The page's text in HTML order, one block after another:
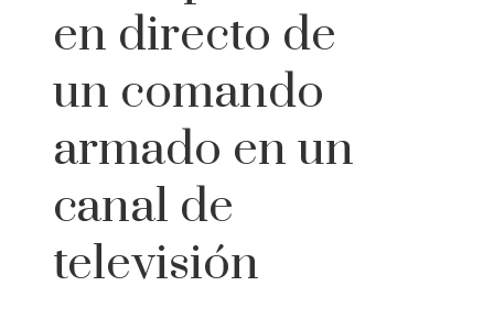
en directo de
un comando
armado en un
canal de
televisión